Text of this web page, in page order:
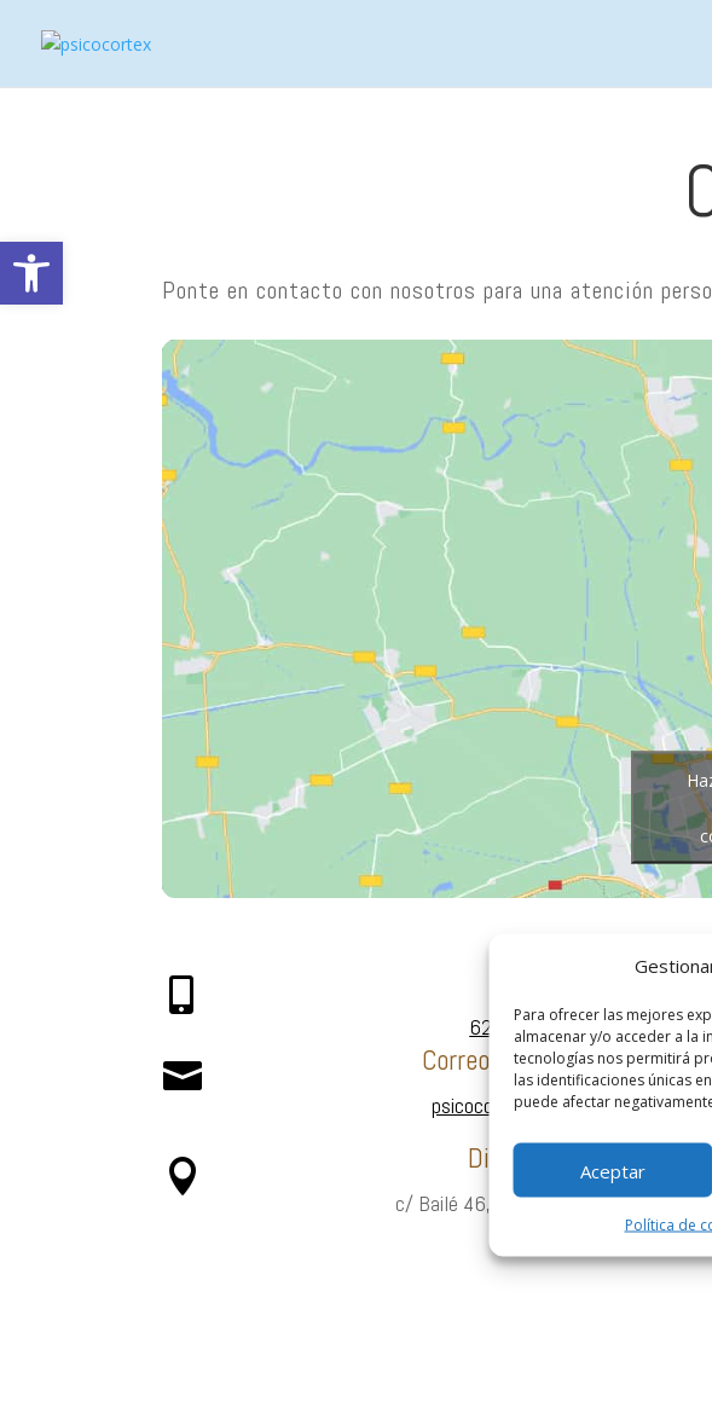
Abrir barra de herramientas
Para ofrecer las mejores
almacenar y/o acceder a la
tecnologías nos permitirá
las identificaciones únicas
puede afectar
Aceptar
Política de
Ponte en contacto con nosotros para una atención

623004085
 Correo electrónico
psicocortex@cop.es
 Dirección
c/ Bailé 46, 1º (Almendralejo)